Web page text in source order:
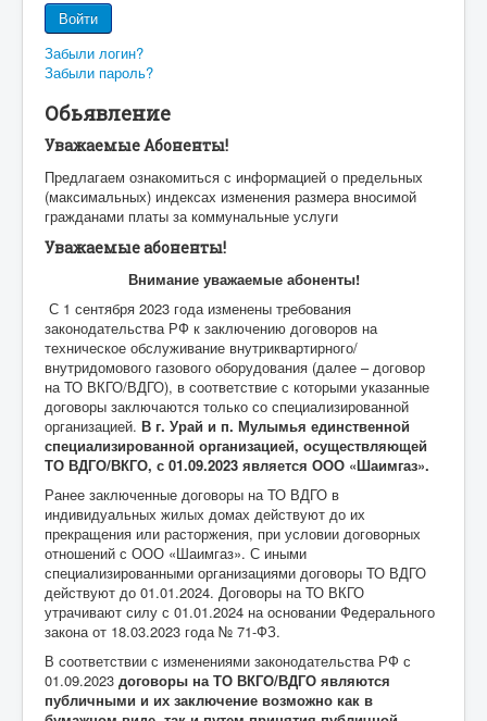
Войти
Забыли логин?
Забыли пароль?
Обьявление
Уважаемые Абоненты!
Предлагаем ознакомиться с информацией о предельных
(максимальных) индексах изменения размера вносимой
гражданами платы за коммунальные услуги
Уважаемые абоненты!
Внимание уважаемые абоненты!
С 1 сентября 2023 года изменены требования
законодательства РФ к заключению договоров на
техническое обслуживание внутриквартирного/
внутридомового газового оборудования (далее – договор
на ТО ВКГО/ВДГО), в соответствие с которыми указанные
договоры заключаются только со специализированной
организацией. В г. Урай и п. Мулымья единственной
специализированной организацией, осуществляющей
ТО ВДГО/ВКГО, с 01.09.2023 является ООО «Шаимгаз».
Ранее заключенные договоры на ТО ВДГО в
индивидуальных жилых домах действуют до их
прекращения или расторжения, при условии договорных
отношений с ООО «Шаимгаз». С иными
специализированными организациями договоры ТО ВДГО
действуют до 01.01.2024. Договоры на ТО ВКГО
утрачивают силу с 01.01.2024 на основании Федерального
закона от 18.03.2023 года № 71-ФЗ.
В соответствии с изменениями законодательства РФ с
01.09.2023 договоры на ТО ВКГО/ВДГО являются
публичными и их заключение возможно как в